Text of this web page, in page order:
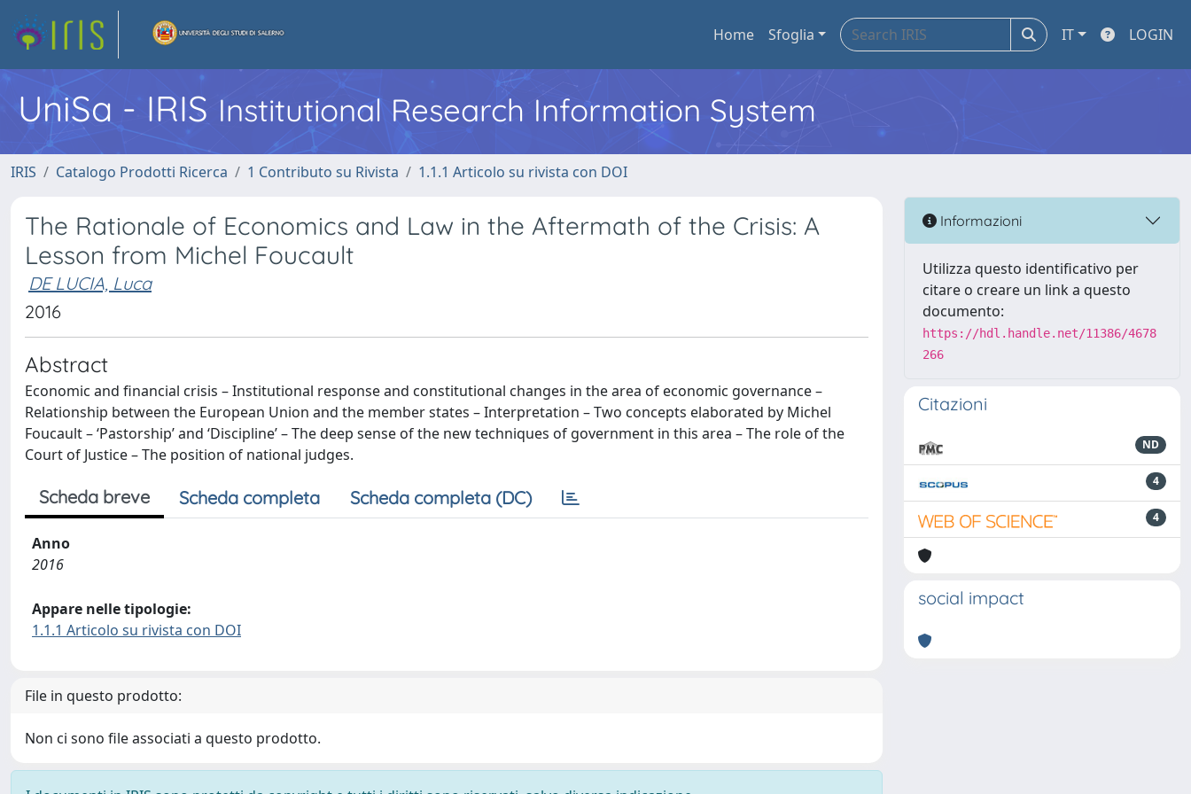
Home Sfoglia IT LOGIN
UniSa - IRIS Institutional Research Information System
IRIS Catalogo Prodotti Ricerca 1 Contributo su Rivista 1.1.1 Articolo su rivista con DOI
The Rationale of Economics and Law in the Aftermath of the Crisis: A
Lesson from Michel Foucault
DE LUCIA, Luca
2016
Abstract
Economic and financial crisis – Institutional response and constitutional changes in the area of economic governance –
Relationship between the European Union and the member states – Interpretation – Two concepts elaborated by Michel
Foucault – ‘Pastorship’ and ‘Discipline’ – The deep sense of the new techniques of government in this area – The role of the
Court of Justice – The position of national judges.
Scheda breve Scheda completa Scheda completa (DC)
Anno
2016
Appare nelle tipologie:
1.1.1 Articolo su rivista con DOI
File in questo prodotto:
Non ci sono file associati a questo prodotto.
Informazioni
Utilizza questo identificativo per
citare o creare un link a questo
documento:
https://hdl.handle.net/11386/4678
266
Citazioni
ND
4
4
social impact